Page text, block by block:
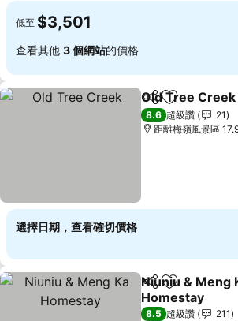
低至 $3,501
查看其他 3 個網站的價格
分享 加入我的最愛
Old Tree Creek
8.6 超級讚
21
距離梅嶺風景區
選擇日期，查看確切價格
分享 加入我的最
Niuniu & Meng
Homestay
8.5 超級讚
211